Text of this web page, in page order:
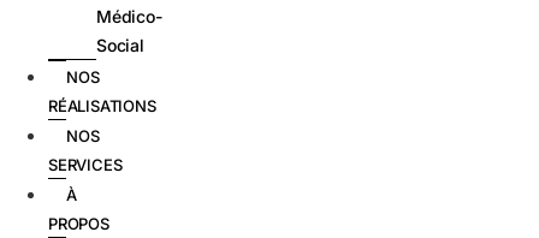
Médico-
Social
NOS
RÉALISATIONS
NOS
SERVICES
À
PROPOS